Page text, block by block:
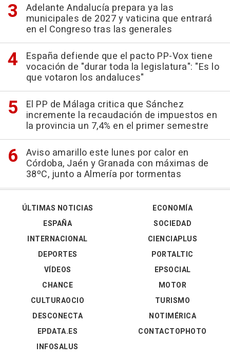
Adelante Andalucía prepara ya las
municipales de 2027 y vaticina que entrará
en el Congreso tras las generales
España defiende que el pacto PP-Vox tiene
vocación de "durar toda la legislatura": "Es lo
que votaron los andaluces"
El PP de Málaga critica que Sánchez
incremente la recaudación de impuestos en
la provincia un 7,4% en el primer semestre
Aviso amarillo este lunes por calor en
Córdoba, Jaén y Granada con máximas de
38ºC, junto a Almería por tormentas
ÚLTIMAS NOTICIAS
ESPAÑA
INTERNACIONAL
DEPORTES
VÍDEOS
ECONOMÍA
SOCIEDAD
CIENCIAPLUS
PORTALTIC
EPSOCIAL
CHANCE
CULTURAOCIO
DESCONECTA
EPDATA.ES
INFOSALUS
MOTOR
TURISMO
NOTIMÉRICA
CONTACTOPHOTO